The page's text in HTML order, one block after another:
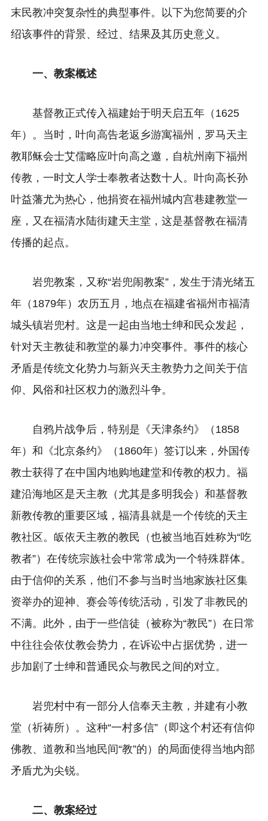
末民教冲突复杂性的典型事件。以下为您简要的介
绍该事件的背景、经过、结果及其历史意义。
一、教案概述
基督教正式传入福建始于明天启五年（1625
年）。当时，叶向高告老返乡游寓福州，罗马天主
教耶稣会士艾儒略应叶向高之邀，自杭州南下福州
传教，一时文人学士奉教者达数十人。叶向高长孙
叶益藩尤为热心，他捐资在福州城内宫巷建教堂一
座，又在福清水陆街建天主堂，这是基督教在福清
传播的起点。
岩兜教案，又称“岩兜闹教案”，发生于清光绪五
年（1879年）农历五月，地点在福建省福州市福清
城头镇岩兜村。这是一起由当地士绅和民众发起，
针对天主教徒和教堂的暴力冲突事件。事件的核心
矛盾是传统文化势力与新兴天主教势力之间关于信
仰、风俗和社区权力的激烈斗争。
自鸦片战争后，特别是《天津条约》（1858
年）和《北京条约》（1860年）签订以来，外国传
教士获得了在中国内地购地建堂和传教的权力。福
建沿海地区是天主教（尤其是多明我会）和基督教
新教传教的重要区域，福清县就是一个传统的天主
教社区。皈依天主教的教民（也被当地百姓称为“吃
教者”）在传统宗族社会中常常成为一个特殊群体。
由于信仰的关系，他们不参与当时当地家族社区集
资举办的迎神、赛会等传统活动，引发了非教民的
不满。此外，由于一些信徒（被称为“教民”）在日常
中往往会依仗教会势力，在诉讼中占据优势，进一
步加剧了士绅和普通民众与教民之间的对立。
岩兜村中有一部分人信奉天主教，并建有小教
堂（祈祷所）。这种“一村多信”（即这个村还有信仰
佛教、道教和当地民间“教”的）的局面使得当地内部
矛盾尤为尖锐。
二、教案经过